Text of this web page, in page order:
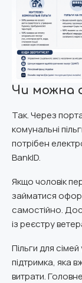
Чи можна
Так. Через
комунальні
потрібен
BankID.
Якщо чоловік
займатися
самостійно.
із реєстру
Пільги для
підтримка, яка
витрати.